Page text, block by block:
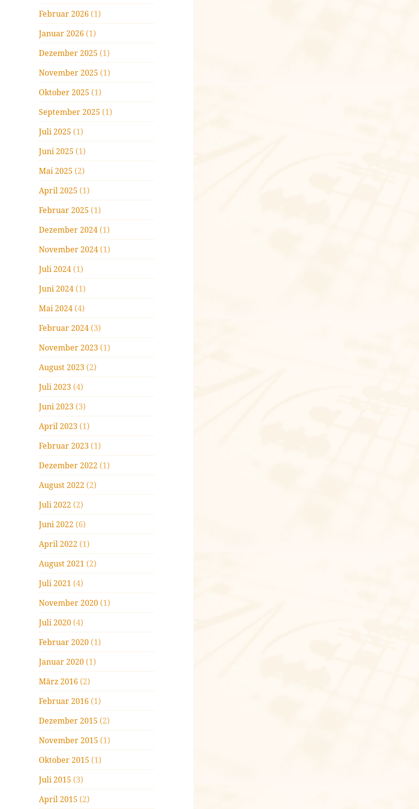
Februar 2026 (1)
Januar 2026 (1)
Dezember 2025 (1)
November 2025 (1)
Oktober 2025 (1)
September 2025 (1)
Juli 2025 (1)
Juni 2025 (1)
Mai 2025 (2)
April 2025 (1)
Februar 2025 (1)
Dezember 2024 (1)
November 2024 (1)
Juli 2024 (1)
Juni 2024 (1)
Mai 2024 (4)
Februar 2024 (3)
November 2023 (1)
August 2023 (2)
Juli 2023 (4)
Juni 2023 (3)
April 2023 (1)
Februar 2023 (1)
Dezember 2022 (1)
August 2022 (2)
Juli 2022 (2)
Juni 2022 (6)
April 2022 (1)
August 2021 (2)
Juli 2021 (4)
November 2020 (1)
Juli 2020 (4)
Februar 2020 (1)
Januar 2020 (1)
März 2016 (2)
Februar 2016 (1)
Dezember 2015 (2)
November 2015 (1)
Oktober 2015 (1)
Juli 2015 (3)
April 2015 (2)